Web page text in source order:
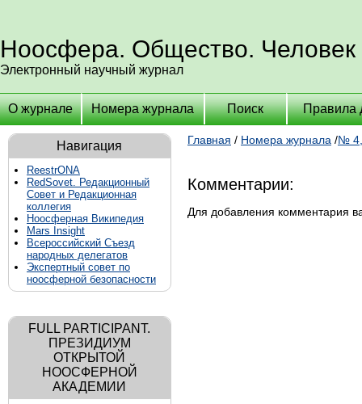
Ноосфера. Общество. Человек
Электронный научный журнал
О журнале Номера журнала Поиск Правила
Навигация
ReestrONA
RedSovet. Редакционный
Совет и Редакционная
коллегия
Ноосферная Википедия
Mars Insight
Всероссийский Съезд
народных делегатов
Экспертный совет по
ноосферной безопасности
FULL PARTICIPANT.
ПРЕЗИДИУМ
ОТКРЫТОЙ
НООСФЕРНОЙ
АКАДЕМИИ
Главная / Номера журнала /№
Комментарии:
Для добавления комментария